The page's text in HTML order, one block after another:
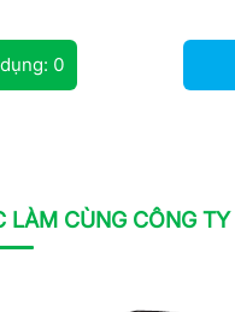
0
LÀM CÙNG CÔNG TY